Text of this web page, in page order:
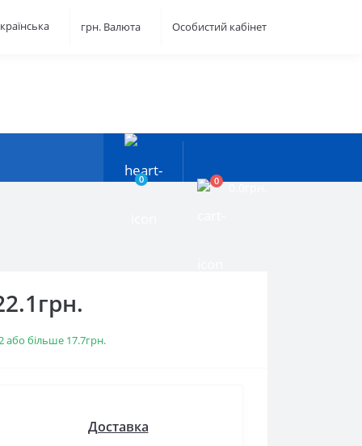
грн. Валюта Особистий кабінет
0 0
або більше 17.7грн.
Доставка